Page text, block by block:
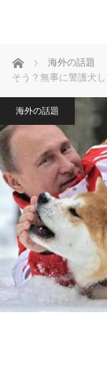
ホーム 海外の話題
そう？無事に警護犬
海外の話題